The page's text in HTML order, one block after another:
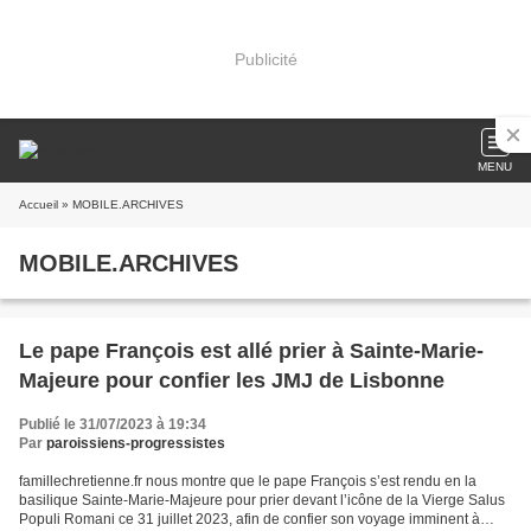
Publicité
MENU
Accueil » MOBILE.ARCHIVES
MOBILE.ARCHIVES
Le pape François est allé prier à Sainte-Marie-
Majeure pour confier les JMJ de Lisbonne
Publié le 31/07/2023 à 19:34
Par paroissiens-progressistes
famillechretienne.fr nous montre que le pape François s’est rendu en la
basilique Sainte-Marie-Majeure pour prier devant l’icône de la Vierge Salus
Populi Romani ce 31 juillet 2023, afin de confier son voyage imminent à